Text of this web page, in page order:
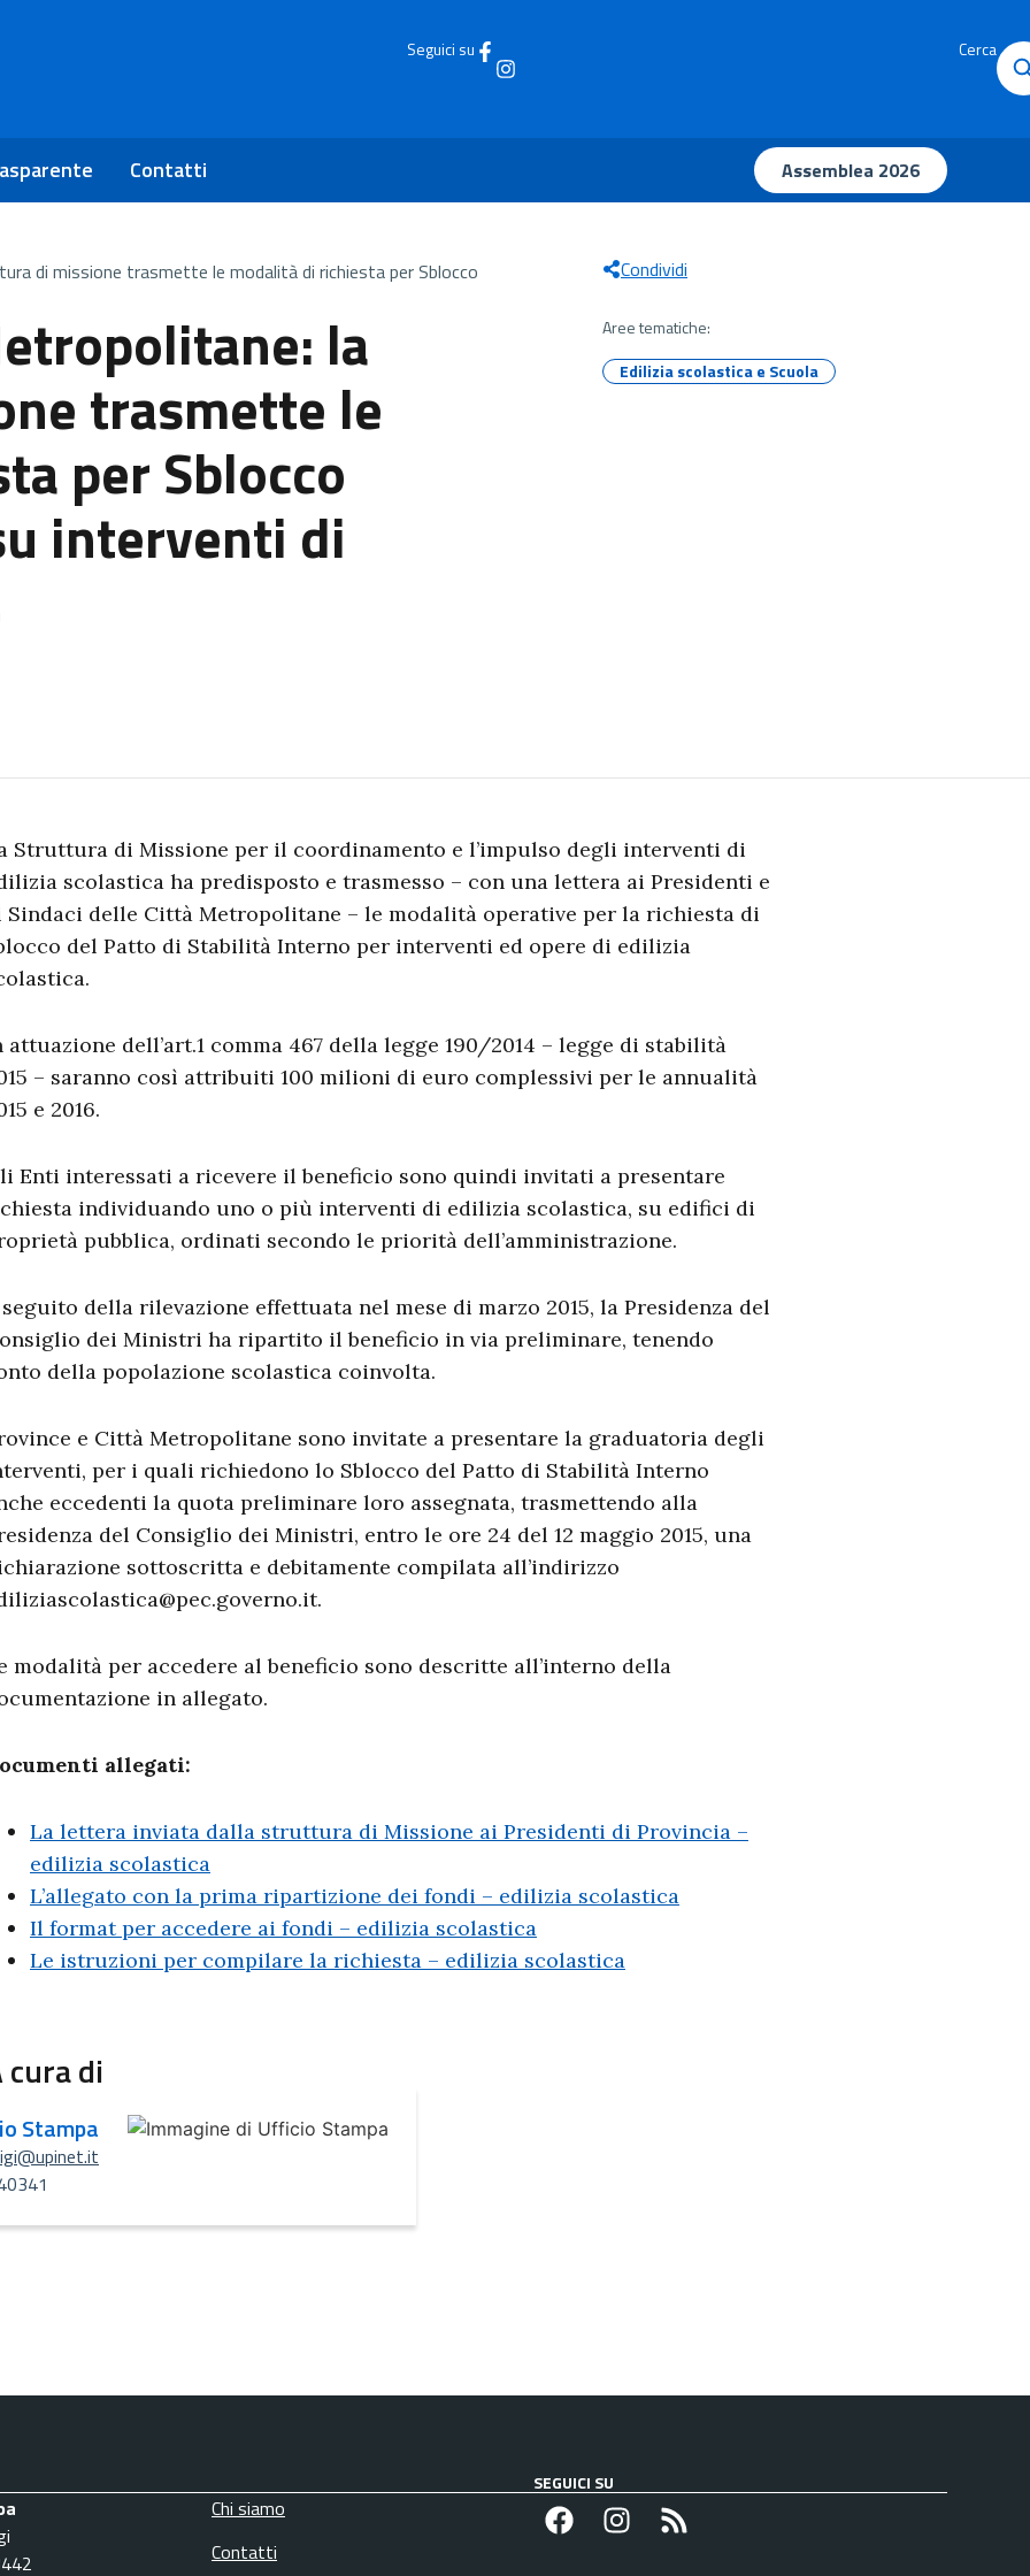
Seguici su Cerca
Contatti Assemblea 2026
di missione trasmette le modalità di richiesta per Sblocco
la
trasmette le
per Sblocco
interventi di
Condividi
Aree tematiche:
Edilizia scolastica e Scuola
Struttura di Missione per il coordinamento e l’impulso degli interventi di
scolastica ha predisposto e trasmesso – con una lettera ai Presidenti e
Sindaci delle Città Metropolitane – le modalità operative per la richiesta di
del Patto di Stabilità Interno per interventi ed opere di edilizia
attuazione dell’art.1 comma 467 della legge 190/2014 – legge di stabilità
– saranno così attribuiti 100 milioni di euro complessivi per le annualità
e 2016.
Enti interessati a ricevere il beneficio sono quindi invitati a presentare
individuando uno o più interventi di edilizia scolastica, su edifici di
pubblica, ordinati secondo le priorità dell’amministrazione.
seguito della rilevazione effettuata nel mese di marzo 2015, la Presidenza del
dei Ministri ha ripartito il beneficio in via preliminare, tenendo
della popolazione scolastica coinvolta.
e Città Metropolitane sono invitate a presentare la graduatoria degli
per i quali richiedono lo Sblocco del Patto di Stabilità Interno
eccedenti la quota preliminare loro assegnata, trasmettendo alla
del Consiglio dei Ministri, entro le ore 24 del 12 maggio 2015, una
sottoscritta e debitamente compilata all’indirizzo
.
modalità per accedere al beneficio sono descritte all’interno della
in allegato.
allegati:
La lettera inviata dalla struttura di Missione ai Presidenti di Provincia –
edilizia scolastica
L’allegato con la prima ripartizione dei fondi – edilizia scolastica
Il format per accedere ai fondi – edilizia scolastica
Le istruzioni per compilare la richiesta – edilizia scolastica
cura di
Stampa
Chi siamo
Contatti
SEGUICI SU